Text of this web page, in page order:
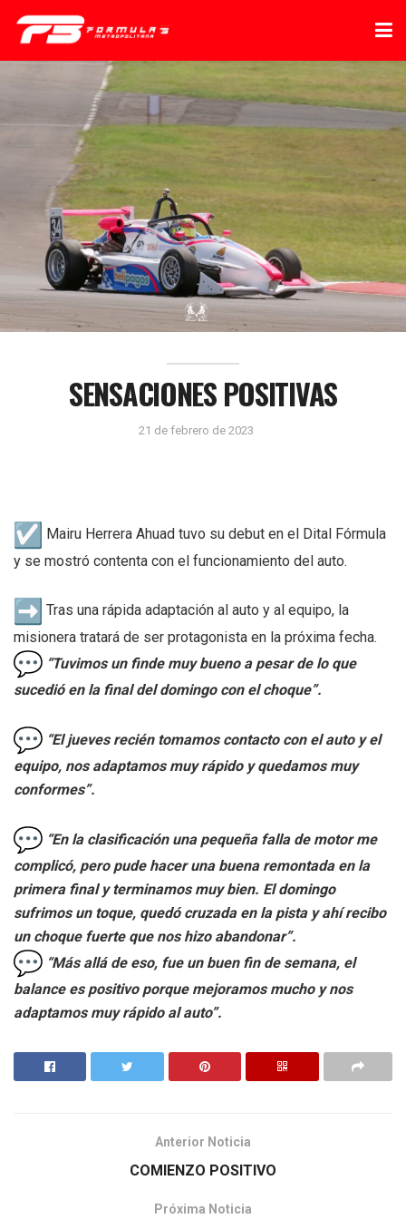
SENSACIONES POSITIVAS
21 de febrero de 2023
Mairu Herrera Ahuad tuvo su debut en el Dital Fórmula
y se mostró contenta con el funcionamiento del auto.
Tras una rápida adaptación al auto y al equipo, la
misionera tratará de ser protagonista en la próxima fecha.
“Tuvimos un finde muy bueno a pesar de lo que
sucedió en la final del domingo con el choque”.
“El jueves recién tomamos contacto con el auto y el
equipo, nos adaptamos muy rápido y quedamos muy
conformes”.
“En la clasificación una pequeña falla de motor me
complicó, pero pude hacer una buena remontada en la
primera final y terminamos muy bien. El domingo
sufrimos un toque, quedó cruzada en la pista y ahí recibo
un choque fuerte que nos hizo abandonar”.
“Más allá de eso, fue un buen fin de semana, el
balance es positivo porque mejoramos mucho y nos
adaptamos muy rápido al auto”.
Anterior Noticia
COMIENZO POSITIVO
Próxima Noticia